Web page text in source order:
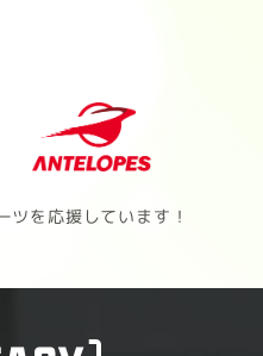
を応援しています！